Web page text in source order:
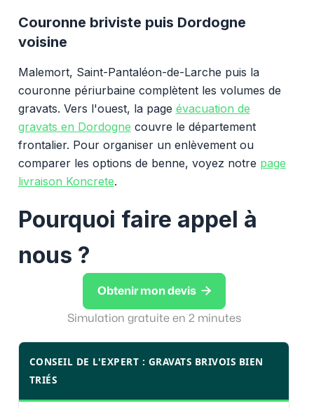
Couronne briviste puis Dordogne
voisine
Malemort, Saint-Pantaléon-de-Larche puis la
couronne périurbaine complètent les volumes de
gravats. Vers l'ouest, la page évacuation de
gravats en Dordogne couvre le département
frontalier. Pour organiser un enlèvement ou
comparer les options de benne, voyez notre page
livraison Koncrete.
Pourquoi faire appel à
nous ?
Obtenir mon devis 
Simulation gratuite en 2 minutes
CONSEIL DE L'EXPERT : GRAVATS BRIVOIS BIEN
TRIÉS